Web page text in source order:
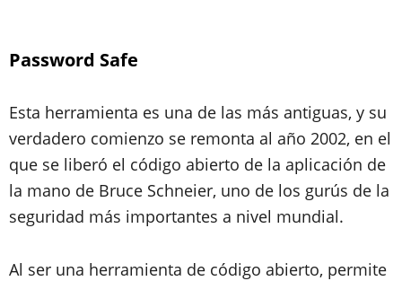
Password Safe
Esta herramienta es una de las más antiguas, y su
verdadero comienzo se remonta al año 2002, en el
que se liberó el código abierto de la aplicación de
la mano de Bruce Schneier, uno de los gurús de la
seguridad más importantes a nivel mundial.
Al ser una herramienta de código abierto, permite